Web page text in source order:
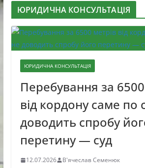
ЮРИДИЧНА КОНСУЛЬТАЦІЯ
ЮРИДИЧНА КОНСУЛЬТАЦІЯ
Перебування за
від кордону саме по
доводить спробу
перетину — суд
12.07.2026 В'ячеслав Семенюк